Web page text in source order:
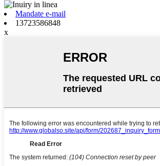
Mandate e-mail
13723586848
x